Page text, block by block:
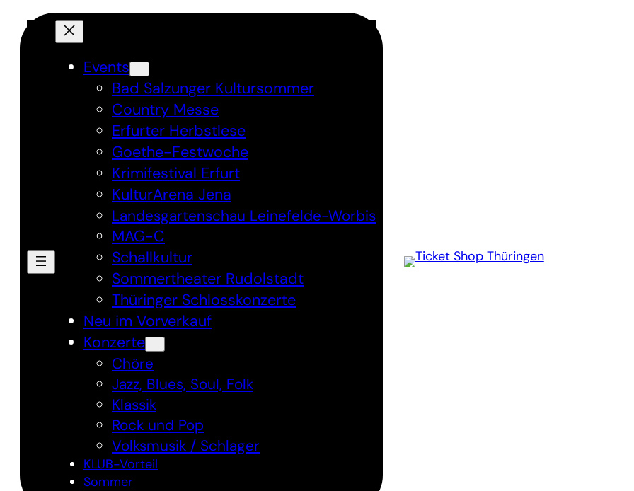
Direkt
zum
Inhalt
Events
Bad Salzunger Kultursommer
Country Messe
Erfurter Herbstlese
Goethe-Festwoche
Krimifestival Erfurt
KulturArena Jena
Landesgartenschau Leinefelde-Worbis
MAG-C
Schallkultur
Sommertheater Rudolstadt
Thüringer Schlosskonzerte
Neu im Vorverkauf
Konzerte
Chöre
Jazz, Blues, Soul, Folk
Klassik
Rock und Pop
Volksmusik / Schlager
KLUB-Vorteil
Sommer